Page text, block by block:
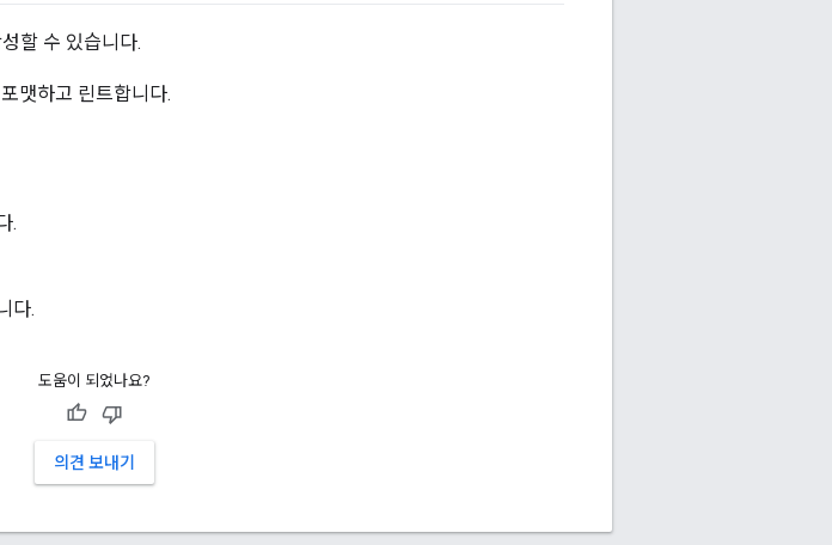
할 수 있습니다.
맷하고 린트합니다.
.
다.
도움이 되었나요?
의견 보내기